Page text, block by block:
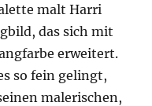
malt Harri
das sich mit
erweitert.
so fein gelingt,
malerischen,